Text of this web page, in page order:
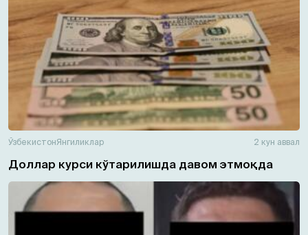
ЎзбекистонЯнгиликлар 2 кун аввал
Доллар курси кўтарилишда давом этмоқда